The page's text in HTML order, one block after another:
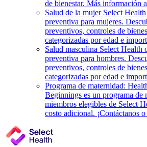
de bienestar. Más información
Salud de la mujer Select
preventiva para mujeres.
preventivos, controles de
categorizadas por edad e
Salud masculina Select Health
preventiva para hombres.
preventivos, controles de
categorizadas por edad e
Programa de maternidad:
Beginnings es un programa de
miembros elegibles de Select
costo adicional. ¡Contáctanos